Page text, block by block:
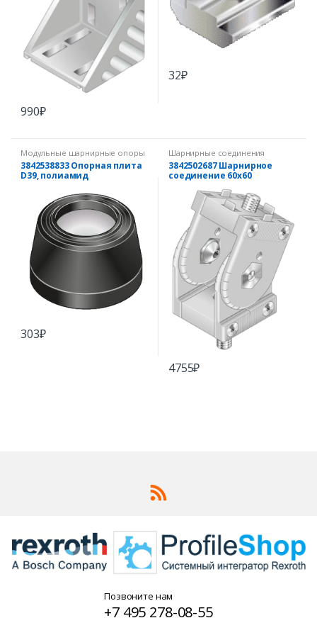
990₽
32₽
Модульные шарнирные опоры
3842538833 Опорная плита
D39, полиамид
303₽
Шарнирные соединения
3842502687 Шарнирное
соединение 60х60
4755₽
Позвоните нам
+7 495 278-08-55